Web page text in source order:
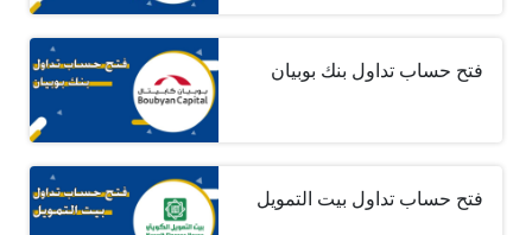
فتح حساب تداول بنك بوبيان
فتح حساب تداول بيت التمويل